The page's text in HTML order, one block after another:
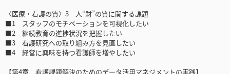
〈医療・看護の質〉3 人“財”の質に関する課題
■1 スタッフのモチベーションを可視化したい
■2 継続教育の進捗状況を把握したい
■3 看護研究への取り組み方を見直したい
■4 経営に興味を持つ看護師を増やしたい
【第4章 看護課題解決のためのデータ活用マネジメントの実践】